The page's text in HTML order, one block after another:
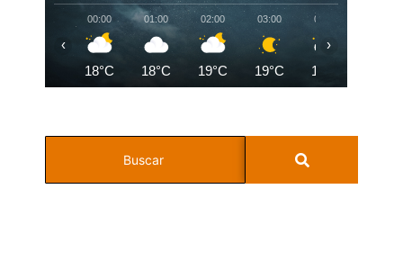
00:00
18°C
01:00
18°C
02:00
19°C
03:00
19°C
04:00
19°C
‹ ›